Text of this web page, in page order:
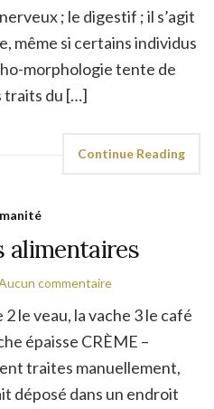
; le digestif ; il s’agit
même si certains individus
morphologie tente de
traits du […]
Continue Reading
alimentaires
commentaire
le veau, la vache 3 le café
épaisse CRÈME –
traites manuellement,
déposé dans un endroit